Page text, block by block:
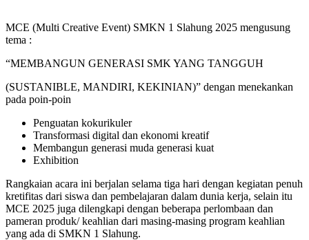
MCE (Multi Creative Event) SMKN 1 Slahung 2025 mengusung
tema :
“MEMBANGUN GENERASI SMK YANG TANGGUH
(SUSTANIBLE, MANDIRI, KEKINIAN)” dengan menekankan
pada poin-poin
Penguatan kokurikuler
Transformasi digital dan ekonomi kreatif
Membangun generasi muda generasi kuat
Exhibition
Rangkaian acara ini berjalan selama tiga hari dengan kegiatan penuh
kretifitas dari siswa dan pembelajaran dalam dunia kerja, selain itu
MCE 2025 juga dilengkapi dengan beberapa perlombaan dan
pameran produk/ keahlian dari masing-masing program keahlian
yang ada di SMKN 1 Slahung.